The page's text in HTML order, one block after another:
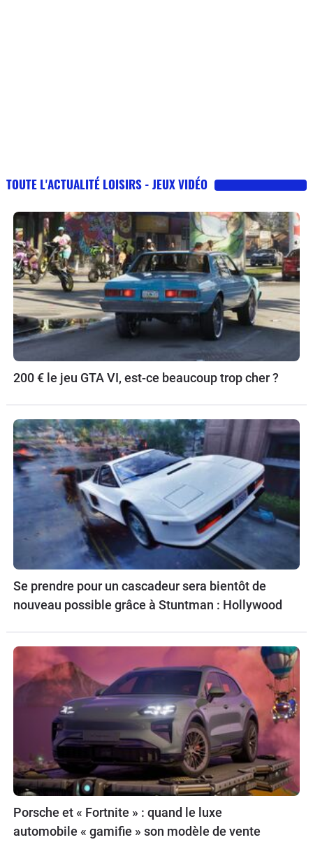
TOUTE L'ACTUALITÉ LOISIRS - JEUX VIDÉO
200 € le jeu GTA VI, est-ce beaucoup trop cher ?
Se prendre pour un cascadeur sera bientôt de
nouveau possible grâce à Stuntman : Hollywood
Porsche et « Fortnite » : quand le luxe
automobile « gamifie » son modèle de vente